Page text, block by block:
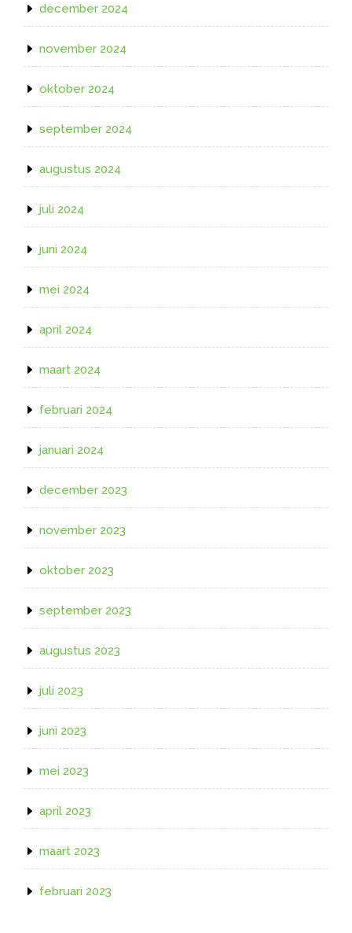
december 2024
november 2024
oktober 2024
september 2024
augustus 2024
juli 2024
juni 2024
mei 2024
april 2024
maart 2024
februari 2024
januari 2024
december 2023
november 2023
oktober 2023
september 2023
augustus 2023
juli 2023
juni 2023
mei 2023
april 2023
maart 2023
februari 2023